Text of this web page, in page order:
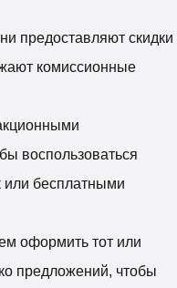
предоставляют скидки
комиссионные
воспользоваться
или бесплатными
оформить тот или
предложений, чтобы